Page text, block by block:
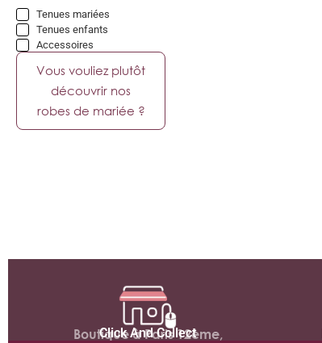
Tenues mariées
Tenues enfants
Accessoires
Vous vouliez plutôt
découvrir nos
robes de mariée ?
Click And Collect
Boutique à Paris 12ème,